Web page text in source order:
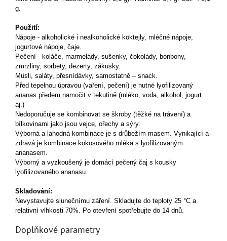
g.
Použití:
Nápoje - alkoholické i nealkoholické koktejly, mléčné nápoje,
jogurtové nápoje, čaje.
Pečení - koláče, marmelády, sušenky, čokolády, bonbony,
zmrzliny, sorbety, dezerty, zákusky.
Müsli, saláty, přesnídávky, samostatně – snack.
Před tepelnou úpravou (vaření, pečení) je nutné lyofilizovaný
ananas předem namočit v tekutině (mléko, voda, alkohol, jogurt
aj.)
Nedoporučuje se kombinovat se škroby (těžké na trávení) a
bílkovinami jako jsou vejce, ořechy a sýry.
Výborná a lahodná kombinace je s drůbežím masem. Vynikající a
zdravá je kombinace kokosového mléka s lyofilizovaným
ananasem.
Výborný a vyzkoušený je domácí pečený čaj s kousky
lyofilizovaného ananasu.
Skladování:
Nevystavujte slunečnímu záření. Skladujte do teploty 25 °C a
relativní vlhkosti 70%. Po otevření spotřebujte do 14 dnů.
Doplňkové parametry